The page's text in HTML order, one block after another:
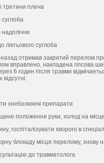
третини плеча
надплiччя
лiктьового суглоба
отримав закритий перелом
накладена гiпсова
6 годин пiсля травми
вiдсутнi.
знеболюючi препарати
положення руки, холод на
госпiталiзувати хворого в
блокаду мiсця перелому, знову
до травматолога